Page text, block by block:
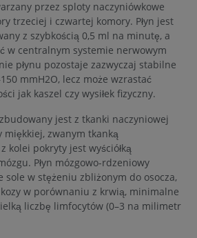
przez sploty naczyniówkowe
trzeciej i czwartej komory. Płyn jest
z szybkością 0,5 ml na minutę, a
w centralnym systemie nerwowym
płynu pozostaje zazwyczaj stabilne
mmH2O, lecz może wzrastać
jak kaszel czy wysiłek fizyczny.
zbudowany jest z tkanki naczyniowej
miękkiej, zwanym tkanką
kolei pokryty jest wyściółką
Płyn mózgowo-rdzeniowy
sole w stężeniu zbliżonym do osocza,
w porównaniu z krwią, minimalne
liczbę limfocytów (0–3 na milimetr